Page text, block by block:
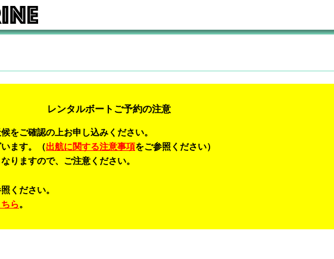
レンタルボートご予約の注意
をご確認の上お申し込みください。
ます。（出航に関する注意事項をご参照ください）
りますので、ご注意ください。
ください。
ら。